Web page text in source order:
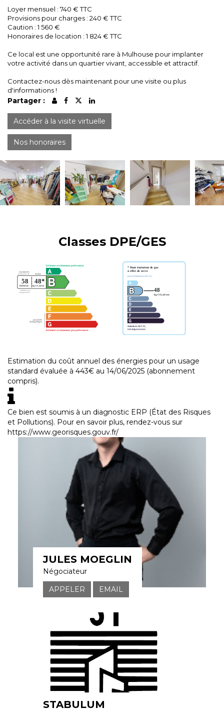
Loyer mensuel : 740 € TTC
Provisions pour charges : 240 € TTC
Caution : 1 560 €
Honoraires de location : 1 824 € TTC
Ce local est une opportunité rare à Mulhouse pour implanter
votre activité dans un quartier vivant, accessible et attractif.
Contactez-nous dès maintenant pour une visite ou plus
d'informations !
Partager :
Accéder à la visite virtuelle
Nos honoraires
Classes DPE/GES
Estimation du coût annuel des énergies pour un usage
standard évaluée à 443€ au 14/06/2025 (abonnement
compris).
Ce bien est soumis à un diagnostic ERP (État des Risques
et Pollutions). Pour en savoir plus, rendez-vous sur
https://www.georisques.gouv.fr/
JULES MOEGLIN
Négociateur
APPELER
EMAIL
STABULUM